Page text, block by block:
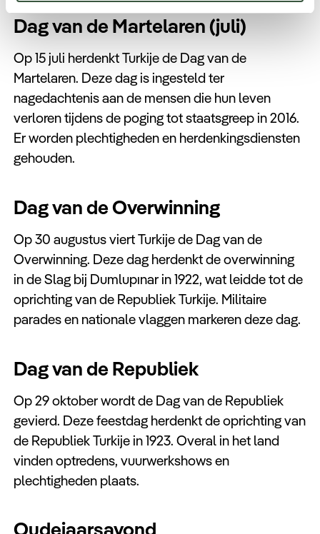
Dag van de Martelaren (juli)
Op 15 juli herdenkt Turkije de Dag van de
Martelaren. Deze dag is ingesteld ter
nagedachtenis aan de mensen die hun leven
verloren tijdens de poging tot staatsgreep in 2016.
Er worden plechtigheden en herdenkingsdiensten
gehouden.
Dag van de Overwinning
Op 30 augustus viert Turkije de Dag van de
Overwinning. Deze dag herdenkt de overwinning
in de Slag bij Dumlupınar in 1922, wat leidde tot de
oprichting van de Republiek Turkije. Militaire
parades en nationale vlaggen markeren deze dag.
Dag van de Republiek
Op 29 oktober wordt de Dag van de Republiek
gevierd. Deze feestdag herdenkt de oprichting van
de Republiek Turkije in 1923. Overal in het land
vinden optredens, vuurwerkshows en
plechtigheden plaats.